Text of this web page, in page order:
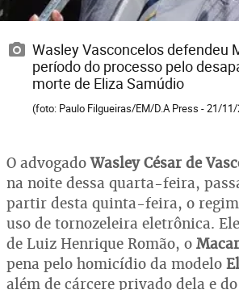
Wasley Vasconcelos defendeu
período do processo pelo
morte de Eliza Samúdio
(foto: Paulo Filgueiras/EM/D.A Press - 21/
O advogadoWasley César de
na noite dessa quarta-feira,
partir desta quinta-feira, o
uso de tornozeleira eletrônica.
de Luiz Henrique Romão, o
pena pelo homicídio da modelo
além de cárcere privado dela e